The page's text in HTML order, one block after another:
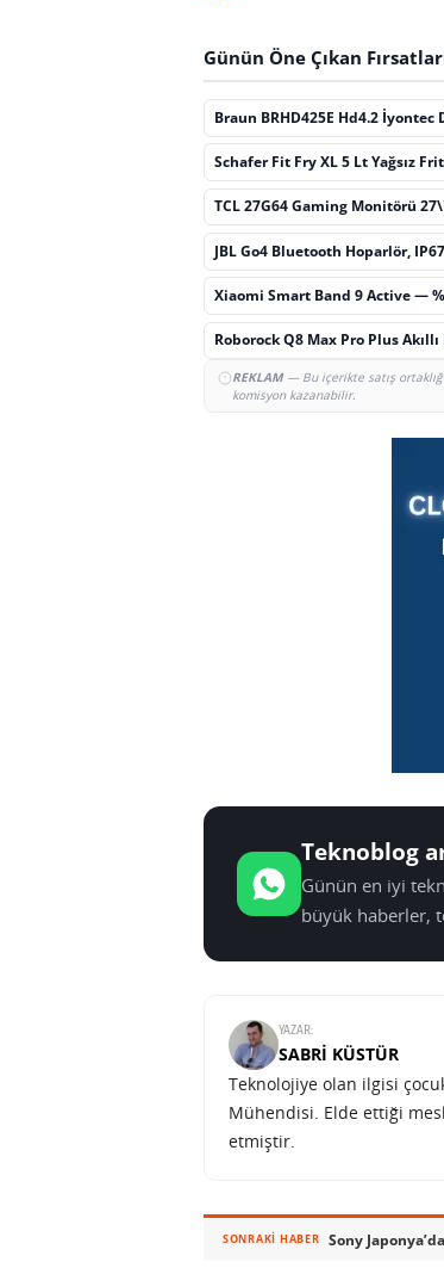
Günün Öne Çıkan
Braun BRHD425E Hd4.2
Schafer Fit Fry XL 5 Lt Yağsız
TCL 27G64 Gaming Monitörü
JBL Go4 Bluetooth Hoparlör,
Xiaomi Smart Band 9 Active —
Roborock Q8 Max Pro Plus
REKLAM— Bu içerikte satış
komisyon kazanabilir.
Teknoblog
Günün en iyi
büyük haberler,
YAZAR:
SABRI KÜSTÜR
Teknolojiye olan ilgisi
Mühendisi. Elde ettiği
etmiştir.
SONRAKI HABER Sony